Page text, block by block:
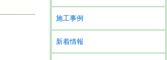
施工事例
新着情報